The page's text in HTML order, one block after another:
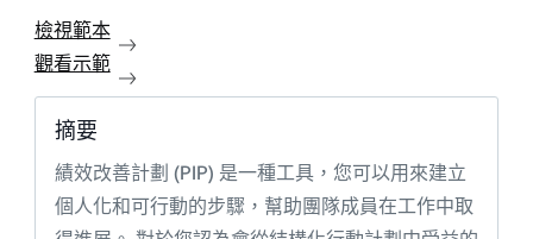
檢視範本
觀看示範
摘要
績效改善計劃 (PIP) 是一種工具，您可以用來建立
個人化和可行動的步驟，幫助團隊成員在工作中取